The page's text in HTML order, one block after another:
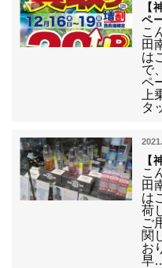
【
ペ
こ
田
は
で
ペ
上
タ
【
こ
田
は
荷
ご
関
お
早